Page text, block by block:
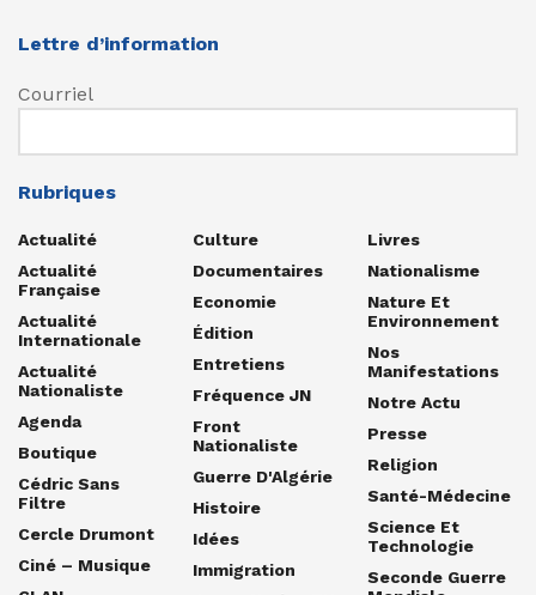
Lettre d’information
Courriel
Rubriques
Actualité
Actualité
Française
Actualité
Internationale
Actualité
Nationaliste
Agenda
Boutique
Cédric Sans
Filtre
Cercle Drumont
Ciné – Musique
Culture
Documentaires
Economie
Édition
Entretiens
Fréquence JN
Front
Nationaliste
Guerre D'Algérie
Histoire
Idées
Immigration
Livres
Nationalisme
Nature Et
Environnement
Nos
Manifestations
Notre Actu
Presse
Religion
Santé-Médecine
Science Et
Technologie
Seconde Guerre